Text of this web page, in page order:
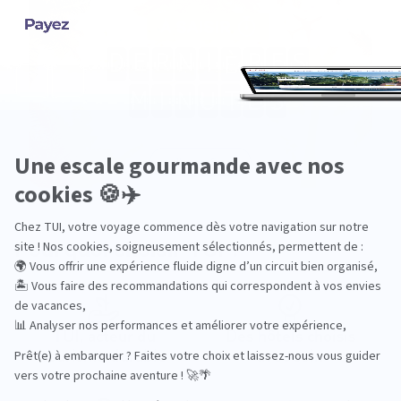
Pourquoi choisir TUI ?
TUI, acteur du
tourisme durable
Des hôtels choisis
avec soin